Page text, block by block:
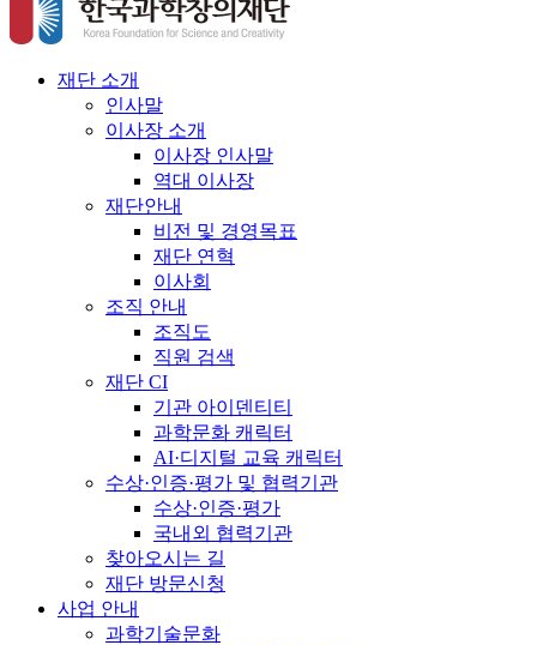
재단 소개
인사말
이사장 소개
이사장 인사말
역대 이사장
재단안내
비전 및 경영목표
재단 연혁
이사회
조직 안내
조직도
직원 검색
재단 CI
기관 아이덴티티
과학문화 캐릭터
AI·디지털 교육 캐릭터
수상·인증·평가 및 협력기관
수상·인증·평가
국내외 협력기관
찾아오시는 길
재단 방문신청
사업 안내
과학기술문화